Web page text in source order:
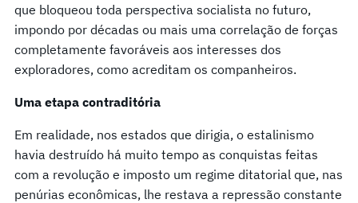
que bloqueou toda perspectiva socialista no futuro,
impondo por décadas ou mais uma correlação de forças
completamente favoráveis aos interesses dos
exploradores, como acreditam os companheiros.
Uma etapa contraditória
Em realidade, nos estados que dirigia, o estalinismo
havia destruído há muito tempo as conquistas feitas
com a revolução e imposto um regime ditatorial que, nas
penúrias econômicas, lhe restava a repressão constante